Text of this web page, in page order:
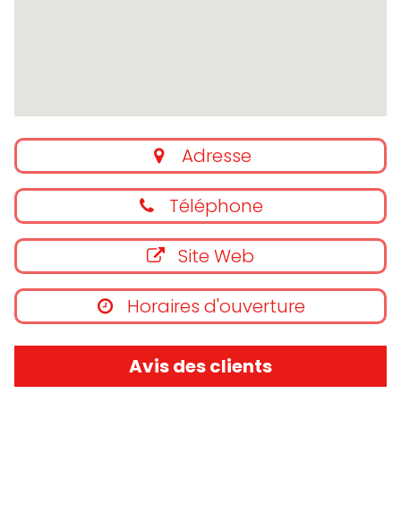
Adresse
Téléphone
Site Web
Horaires d'ouverture
Avis des clients